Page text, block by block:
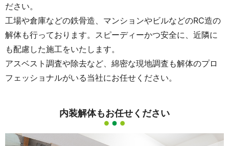
ださい。
工場や倉庫などの鉄骨造、マンションやビルなどのRC造の
解体も行っております。スピーディーかつ安全に、近隣に
も配慮した施工をいたします。
アスベスト調査や除去など、綿密な現地調査も解体のプロ
フェッショナルがいる当社にお任せください。
内装解体もお任せください